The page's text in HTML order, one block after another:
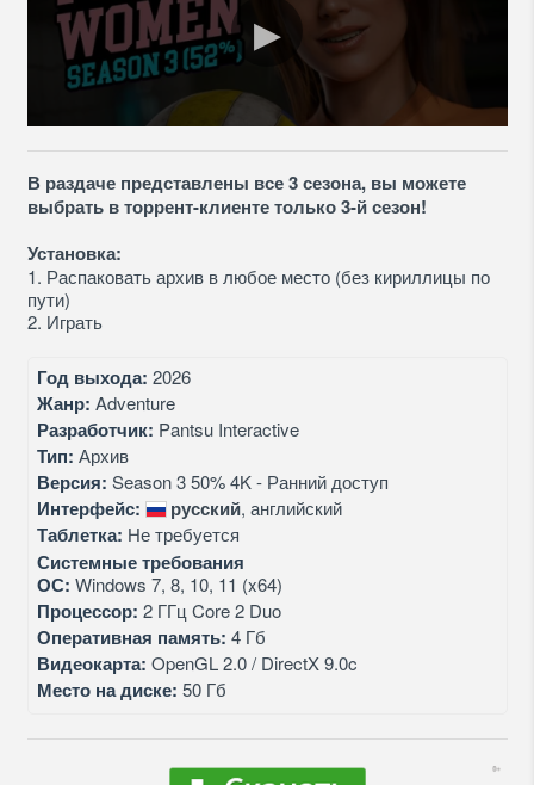
В раздаче представлены все 3 сезона, вы можете
выбрать в торрент-клиенте только 3-й сезон!
Установка:
1. Распаковать архив в любое место (без кириллицы по
пути)
2. Играть
Год выхода: 2026
Жанр: Adventure
Разработчик: Pantsu Interactive
Тип: Архив
Версия: Season 3 50% 4K - Ранний доступ
Интерфейс: русский, английский
Таблетка: Не требуется
Системные требования
ОС: Windows 7, 8, 10, 11 (x64)
Процессор: 2 ГГц Core 2 Duo
Оперативная память: 4 Гб
Видеокарта: OpenGL 2.0 / DirectX 9.0c
Место на диске: 50 Гб